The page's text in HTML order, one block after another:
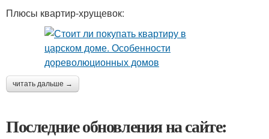
Плюсы квартир-хрущевок:
читать дальше →
Последние обновления на сайте: